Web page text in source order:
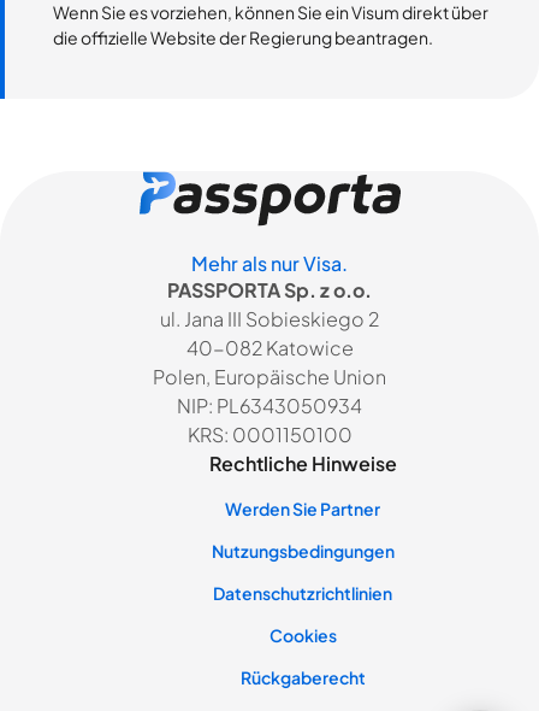
Wenn Sie es vorziehen, können Sie ein Visum direkt über
die offizielle Website der Regierung beantragen.
Mehr als nur Visa.
PASSPORTA Sp. z o.o.
ul. Jana III Sobieskiego 2
40-082 Katowice
Polen, Europäische Union
NIP: PL6343050934
KRS: 0001150100
Rechtliche Hinweise
Werden Sie Partner
Nutzungsbedingungen
Datenschutzrichtlinien
Cookies
Rückgaberecht